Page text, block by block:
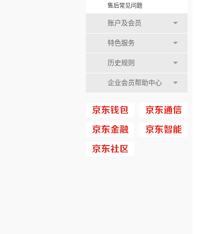
售后常见问题
账户及会员
特色服务
历史规则
企业会员帮助中心